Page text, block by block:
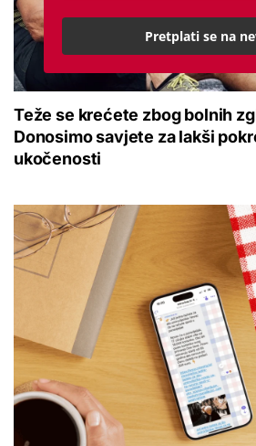
Teže se krećete zbog bolnih
Donosimo savjete za lakši
ukočenosti
Pretplati se na